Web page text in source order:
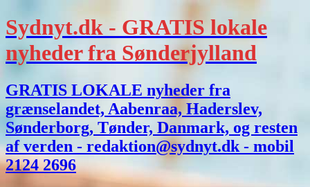
Sydnyt.dk - GRATIS lokale
nyheder fra Sønderjylland
GRATIS LOKALE nyheder fra
grænselandet, Aabenraa, Haderslev,
Sønderborg, Tønder, Danmark, og resten
af verden - redaktion@sydnyt.dk - mobil
2124 2696